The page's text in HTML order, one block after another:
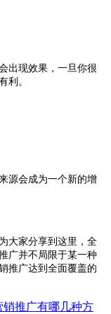
现效果，一旦你很
利。
源会成为一个新的增
大家分享到这里，全
广并不局限于某一种
推广达到全面覆盖的
销推广有哪几种方